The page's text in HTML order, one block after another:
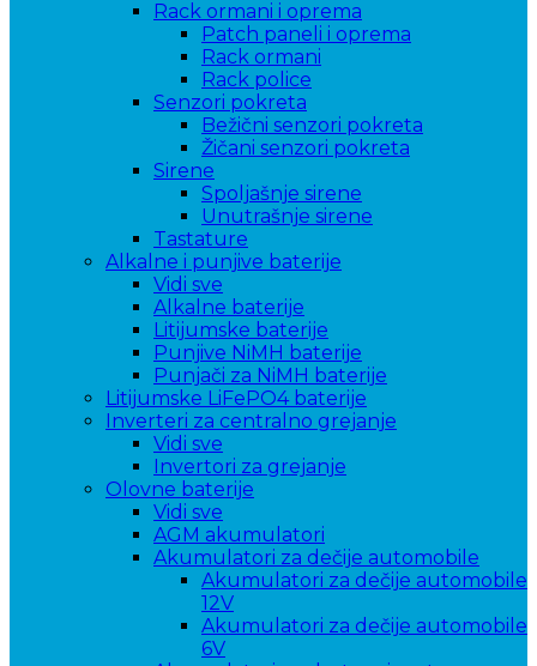
Rack ormani i oprema
Patch paneli i oprema
Rack ormani
Rack police
Senzori pokreta
Bežični senzori pokreta
Žičani senzori pokreta
Sirene
Spoljašnje sirene
Unutrašnje sirene
Tastature
Alkalne i punjive baterije
Vidi sve
Alkalne baterije
Litijumske baterije
Punjive NiMH baterije
Punjači za NiMH baterije
Litijumske LiFePO4 baterije
Inverteri za centralno grejanje
Vidi sve
Invertori za grejanje
Olovne baterije
Vidi sve
AGM akumulatori
Akumulatori za dečije automobile
Akumulatori za dečije automobile
12V
Akumulatori za dečije automobile
6V